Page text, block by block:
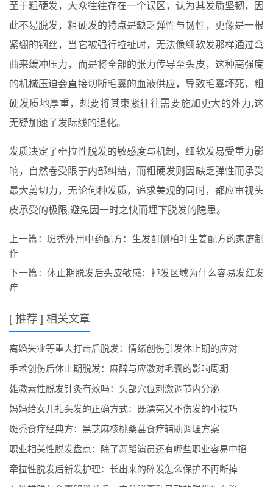
至于粗硬发，大众往往存在一个误区，认为其发质坚韧，因
此不易脱发，粗硬发的特点是缺乏弹性与韧性，更像是一根
紧绷的钢丝，当它被强行拉扯时，无法像细软发那样通过弯
曲来缓冲压力，而是将全部的张力传导至头皮，这种高强度
的机械压迫会直接切断毛囊的血液供应，导致毛囊坏死，粗
硬发质地厚重，想要将其束紧往往需要施加更大的外力,这
无疑加速了发际线的退化。
发质决定了牵拉性脱发的敏感度与机制，细软发易受重力影
响，自然卷受限于内部纠结，而粗硬发则因缺乏弹性而承受
最大剪切力，无论何种发质，追求美观的同时，都应审视头
皮承受的极限,避免因一时之快而埋下脱发的隐患。
上一篇： 斑秃外用中药配方：生发酊侧柏叶生姜配方的家庭制
作
下一篇： 休止期脱发后头皮敏感：掉发区域为什么容易发红发
痒
[ 推荐 ] 相关文章
离婚失业等重大打击后脱发：情绪创伤引发休止期的应对
手术创伤后休止期脱发：麻醉与应激对毛囊的影响周期
雄激素性脱发针灸有效吗：头部穴位刺激调节内分泌
妈妈给女儿扎头发的正确方式：既漂亮又不伤发的小技巧
斑秃食疗经典方：黑芝麻核桃桑葚食疗辅助调理方案
职业相关性脱发盘点：除了舞蹈演员还有哪些职业容易中招
牵拉性脱发后新发护理：长出来的碎发怎么保护不再断掉